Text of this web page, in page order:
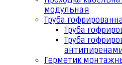
модульная
Труба
Труба
Труба
Герметик